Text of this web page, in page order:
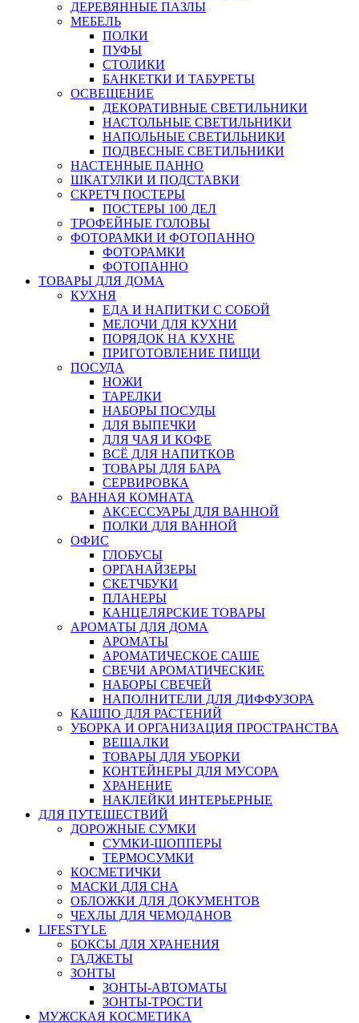
ДЕРЕВЯННЫЕ ПАЗЛЫ
МЕБЕЛЬ
ПОЛКИ
ПУФЫ
СТОЛИКИ
БАНКЕТКИ И ТАБУРЕТЫ
ОСВЕЩЕНИЕ
ДЕКОРАТИВНЫЕ СВЕТИЛЬНИКИ
НАСТОЛЬНЫЕ СВЕТИЛЬНИКИ
НАПОЛЬНЫЕ СВЕТИЛЬНИКИ
ПОДВЕСНЫЕ СВЕТИЛЬНИКИ
НАСТЕННЫЕ ПАННО
ШКАТУЛКИ И ПОДСТАВКИ
СКРЕТЧ ПОСТЕРЫ
ПОСТЕРЫ 100 ДЕЛ
ТРОФЕЙНЫЕ ГОЛОВЫ
ФОТОРАМКИ И ФОТОПАННО
ФОТОРАМКИ
ФОТОПАННО
ТОВАРЫ ДЛЯ ДОМА
КУХНЯ
ЕДА И НАПИТКИ С СОБОЙ
МЕЛОЧИ ДЛЯ КУХНИ
ПОРЯДОК НА КУХНЕ
ПРИГОТОВЛЕНИЕ ПИЩИ
ПОСУДА
НОЖИ
ТАРЕЛКИ
НАБОРЫ ПОСУДЫ
ДЛЯ ВЫПЕЧКИ
ДЛЯ ЧАЯ И КОФЕ
ВСЁ ДЛЯ НАПИТКОВ
ТОВАРЫ ДЛЯ БАРА
СЕРВИРОВКА
ВАННАЯ КОМНАТА
АКСЕССУАРЫ ДЛЯ ВАННОЙ
ПОЛКИ ДЛЯ ВАННОЙ
ОФИС
ГЛОБУСЫ
ОРГАНАЙЗЕРЫ
СКЕТЧБУКИ
ПЛАНЕРЫ
КАНЦЕЛЯРСКИЕ ТОВАРЫ
АРОМАТЫ ДЛЯ ДОМА
АРОМАТЫ
АРОМАТИЧЕСКОЕ САШЕ
СВЕЧИ АРОМАТИЧЕСКИЕ
НАБОРЫ СВЕЧЕЙ
НАПОЛНИТЕЛИ ДЛЯ ДИФФУЗОРА
КАШПО ДЛЯ РАСТЕНИЙ
УБОРКА И ОРГАНИЗАЦИЯ ПРОСТРАНСТВА
ВЕШАЛКИ
ТОВАРЫ ДЛЯ УБОРКИ
КОНТЕЙНЕРЫ ДЛЯ МУСОРА
ХРАНЕНИЕ
НАКЛЕЙКИ ИНТЕРЬЕРНЫЕ
ДЛЯ ПУТЕШЕСТВИЙ
ДОРОЖНЫЕ СУМКИ
СУМКИ-ШОППЕРЫ
ТЕРМОСУМКИ
КОСМЕТИЧКИ
МАСКИ ДЛЯ СНА
ОБЛОЖКИ ДЛЯ ДОКУМЕНТОВ
ЧЕХЛЫ ДЛЯ ЧЕМОДАНОВ
LIFESTYLE
БОКСЫ ДЛЯ ХРАНЕНИЯ
ГАДЖЕТЫ
ЗОНТЫ
ЗОНТЫ-АВТОМАТЫ
ЗОНТЫ-ТРОСТИ
МУЖСКАЯ КОСМЕТИКА